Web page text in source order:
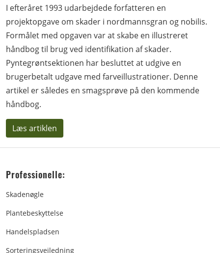
I efteråret 1993 udarbejdede forfatteren en
projektopgave om skader i nordmannsgran og nobilis.
Formålet med opgaven var at skabe en illustreret
håndbog til brug ved identifikation af skader.
Pyntegrøntsektionen har besluttet at udgive en
brugerbetalt udgave med farveillustrationer. Denne
artikel er således en smagsprøve på den kommende
håndbog.
Læs artiklen
Professionelle:
Skadenøgle
Plantebeskyttelse
Handelspladsen
Sorteringsvejledning